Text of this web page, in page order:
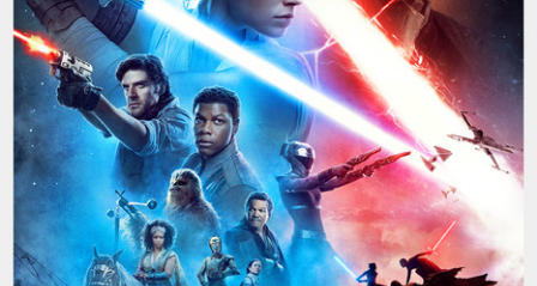
Vendre